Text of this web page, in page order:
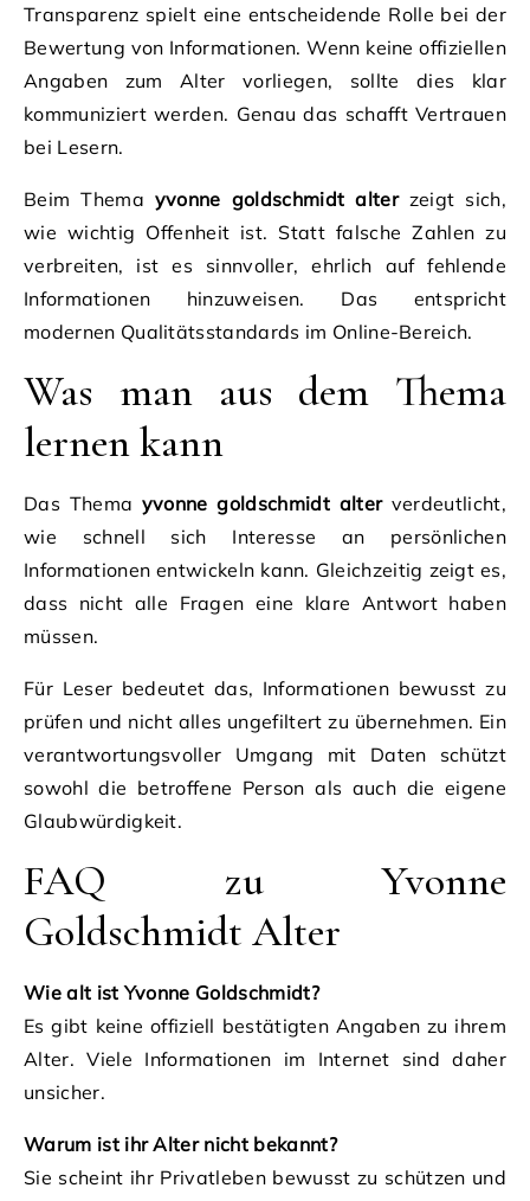
Transparenz spielt eine entscheidende Rolle bei der
Bewertung von Informationen. Wenn keine offiziellen
Angaben zum Alter vorliegen, sollte dies klar
kommuniziert werden. Genau das schafft Vertrauen
bei Lesern.
Beim Thema yvonne goldschmidt alterzeigt sich,
wie wichtig Offenheit ist. Statt falsche Zahlen zu
verbreiten, ist es sinnvoller, ehrlich auf fehlende
Informationen hinzuweisen. Das entspricht
modernen Qualitätsstandards im Online-Bereich.
Was man aus dem Thema
lernen kann
Das Thema yvonne goldschmidt alterverdeutlicht,
wie schnell sich Interesse an persönlichen
Informationen entwickeln kann. Gleichzeitig zeigt es,
dass nicht alle Fragen eine klare Antwort haben
müssen.
Für Leser bedeutet das, Informationen bewusst zu
prüfen und nicht alles ungefiltert zu übernehmen. Ein
verantwortungsvoller Umgang mit Daten schützt
sowohl die betroffene Person als auch die eigene
Glaubwürdigkeit.
FAQ zu Yvonne
Goldschmidt Alter
Wie alt ist Yvonne Goldschmidt?
Es gibt keine offiziell bestätigten Angaben zu ihrem
Alter. Viele Informationen im Internet sind daher
unsicher.
Warum ist ihr Alter nicht bekannt?
Sie scheint ihr Privatleben bewusst zu schützen und